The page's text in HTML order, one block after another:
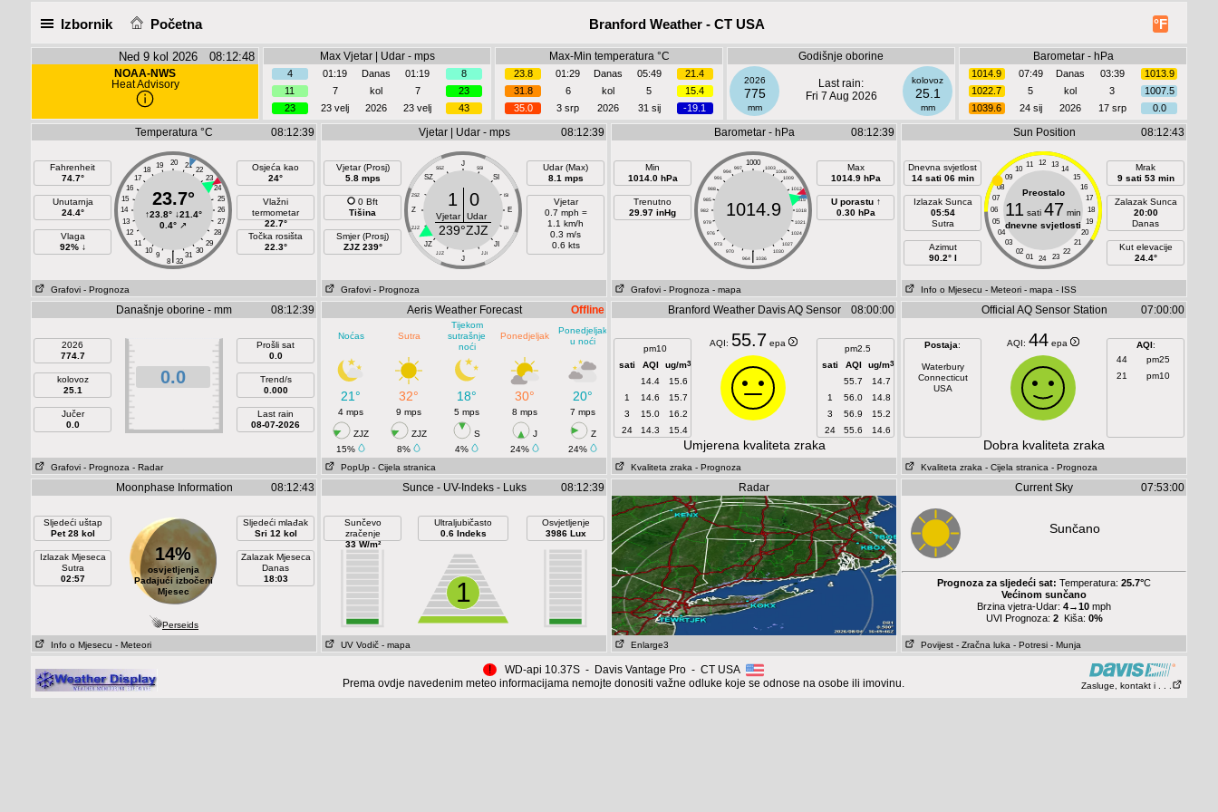
Izbornik Početna °F
Branford Weather - CT USA
Ned 9 kol 2026 08:12:48
NOAA-NWS
Heat Advisory
Max Vjetar | Udar - mps
4 01:19 Danas 01:19
8
11
7 kol 7
23
23
23 velj 2026 23 velj 43
Max-Min temperatura °C
23.8 01:29 Danas 05:49
21.4
31.8
6 kol 5
15.4
35.0
3 srp 2026 31 sij -19.1
Godišnje oborine
2026
775
mm
kolovoz
25.1
mm
Last rain:
Fri 7 Aug 2026
Barometar - hPa
1014.9 07:49 Danas 03:39
1013.9
1022.7
5 kol 3
1007.5
1039.6
24 sij 2026 17 srp 0.0
Temperatura °C 08:12:39
Fahrenheit
74.7°
Unutarnja
24.4°
Vlaga
92% ↓
20
19 21
18
22
17
23
16
24
15
25
14
26
13
27
12
28
11
29
10
30
9 31
8 32
|
23.7°
↑23.8°↓21.4°
0.4° ↗
Osjeća kao
24°
Vlažni
termometar
22.7°
Točka rosišta
22.3°
Grafovi - Prognoza
Vjetar | Udar - mps 08:12:39
Vjetar (Prosj)
5.8 mps
0 Bft
Tišina
Smjer (Prosj)
ZJZ 239°
J
SZ
SI
Z E
JZ
JI
J
SSZ SSI
ZSZ ISI
ZJZ IJI
JJZ JJI
1 0
Vjetar Udar
239°ZJZ
Udar (Max)
8.1 mps
Vjetar
0.7 mph =
1.1 km/h
0.3 m/s
0.6 kts
Grafovi - Prognoza
Barometar - hPa 08:12:39
Min
1014.0 hPa
Trenutno
29.97 inHg
1000
991 1009
982 1018
973 1027
997 1003
994 1006
988
1012
985
1015
979
1021
976
1024
970
1030
964
1036
|
1014.9
Max
1014.9 hPa
U porastu ↑
0.30 hPa
Grafovi - Prognoza - mapa
Sun Position 08:12:43
Dnevna svjetlost
14 sati 06 min
Izlazak Sunca
05:54
Sutra
Azimut
90.2° I
12
11 13
10
14
09
15
08
16
07
17
06
18
05
19
04
20
03
21
02
22
01 23
24
Preostalo
11 sati 47 min
dnevne svjetlosti
Mrak
9 sati 53 min
Zalazak Sunca
20:00
Danas
Kut elevacije
24.4°
Info o Mjesecu - Meteori - mapa - ISS
Današnje oborine - mm 08:12:39
2026
774.7
kolovoz
25.1
Jučer
0.0
0.0
Prošli sat
0.0
Trend/s
0.000
Last rain
08-07-2026
Grafovi - Prognoza - Radar
Aeris Weather Forecast Offline
Noćas Sutra
Tijekom
sutrašnje
noći
Ponedjeljak
Ponedjeljak
u noći
21° 32° 18° 30° 20°
4 mps 9 mps 5 mps 8 mps 7 mps
ZJZ ZJZ S J
Z
15%
8% 4% 24%
24%
PopUp - Cijela stranica
Branford Weather Davis AQ Sensor 08:00:00
pm10
sati
AQI ug/m3
14.4
15.6
1
14.6
15.7
3
15.0
16.2
24
14.3 15.4
AQI: 55.7 epa
pm2.5
sati
AQI ug/m3
55.7
14.7
1
56.0
14.8
3
56.9
15.2
24
55.6 14.6
Umjerena kvaliteta zraka
Kvaliteta zraka - Prognoza
Official AQ Sensor Station 07:00:00
Postaja:
Waterbury
Connecticut
USA
AQI: 44 epa AQI:
44
pm25
21
pm10
Dobra kvaliteta zraka
Kvaliteta zraka - Cijela stranica - Prognoza
Moonphase Information 08:12:43
Sljedeći uštap
Pet 28 kol
Izlazak Mjeseca
Sutra
02:57
14%
osvjetljenja
Padajući izbočeni
Mjesec
Sljedeći mlađak
Sri 12 kol
Zalazak Mjeseca
Danas
18:03
Perseids
Info o Mjesecu - Meteori
Sunce - UV-Indeks - Luks 08:12:39
Sunčevo
zračenje
33 W/m²
Ultraljubičasto
0.6 Indeks
1
Osvjetljenje
3986 Lux
UV Vodič - mapa
Radar
Enlarge3
Current Sky 07:53:00
Sunčano
Prognoza za sljedeći sat: Temperatura: 25.7°C
Većinom sunčano
Brzina vjetra-Udar: 4→10 mph
UVI Prognoza: 2Kiša: 0%
Povijest - Zračna luka - Potresi - Munja
!
WD-api 10.37S - Davis Vantage Pro - CT USA
Prema ovdje navedenim meteo informacijama nemojte donositi važne odluke koje se odnose na osobe ili imovinu.
Zasluge, kontakt i . . .